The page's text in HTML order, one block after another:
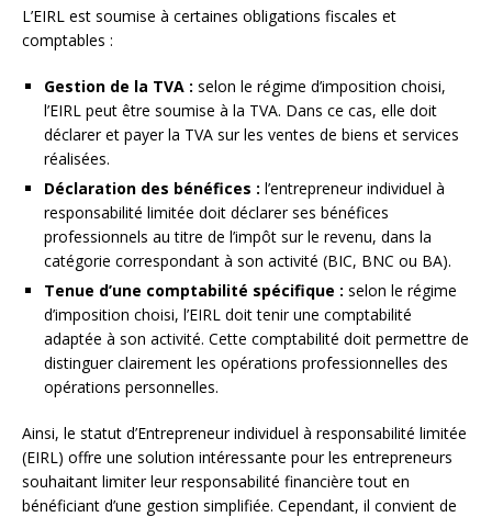
L’EIRL est soumise à certaines obligations fiscales et
comptables :
Gestion de la TVA : selon le régime d’imposition choisi,
l’EIRL peut être soumise à la TVA. Dans ce cas, elle doit
déclarer et payer la TVA sur les ventes de biens et services
réalisées.
Déclaration des bénéfices : l’entrepreneur individuel à
responsabilité limitée doit déclarer ses bénéfices
professionnels au titre de l’impôt sur le revenu, dans la
catégorie correspondant à son activité (BIC, BNC ou BA).
Tenue d’une comptabilité spécifique : selon le régime
d’imposition choisi, l’EIRL doit tenir une comptabilité
adaptée à son activité. Cette comptabilité doit permettre de
distinguer clairement les opérations professionnelles des
opérations personnelles.
Ainsi, le statut d’Entrepreneur individuel à responsabilité limitée
(EIRL) offre une solution intéressante pour les entrepreneurs
souhaitant limiter leur responsabilité financière tout en
bénéficiant d’une gestion simplifiée. Cependant, il convient de